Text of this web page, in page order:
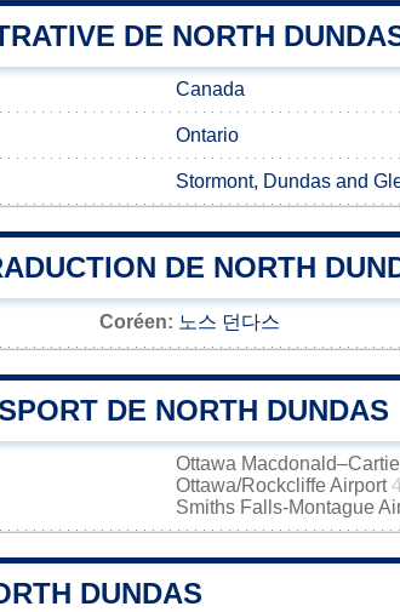
DE NORTH
Canada
Ontario
Stormont, Dundas and
DE NORTH
Coréen: 노스 던다스
DE NORTH DUNDAS
Ottawa
Ottawa/Rockcliffe Airport
Smiths Falls-Montague
DUNDAS